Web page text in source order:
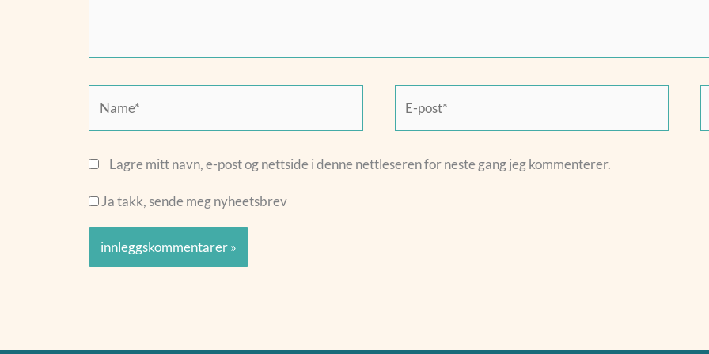
post*
Lagre mitt navn, e-post og nettside i denne nettleseren for neste gang jeg kommenterer.
Ja takk, sende meg nyheetsbrev